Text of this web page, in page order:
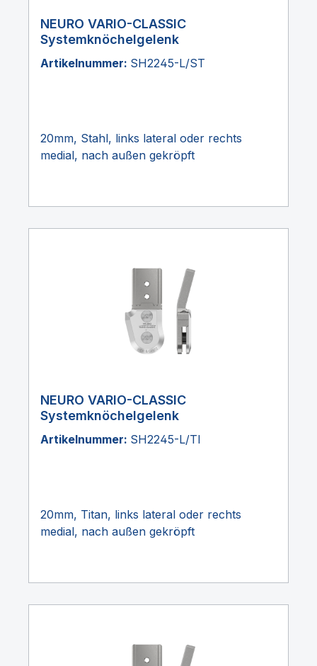
NEURO VARIO-CLASSIC
Systemknöchelgelenk
Artikelnummer: SH2245-L/ST
20mm, Stahl, links lateral oder rechts
medial, nach außen gekröpft
NEURO VARIO-CLASSIC
Systemknöchelgelenk
Artikelnummer: SH2245-L/TI
20mm, Titan, links lateral oder rechts
medial, nach außen gekröpft